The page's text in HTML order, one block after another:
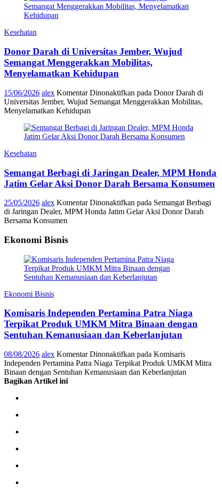
Kesehatan
Donor Darah di Universitas Jember, Wujud
Semangat Menggerakkan Mobilitas,
Menyelamatkan Kehidupan
15/06/2026 alex Komentar Dinonaktifkan pada Donor Darah di
Universitas Jember, Wujud Semangat Menggerakkan Mobilitas,
Menyelamatkan Kehidupan
Kesehatan
Semangat Berbagi di Jaringan Dealer, MPM Honda
Jatim Gelar Aksi Donor Darah Bersama Konsumen
25/05/2026 alex Komentar Dinonaktifkan pada Semangat Berbagi
di Jaringan Dealer, MPM Honda Jatim Gelar Aksi Donor Darah
Bersama Konsumen
Ekonomi Bisnis
Ekonomi Bisnis
Komisaris Independen Pertamina Patra Niaga
Terpikat Produk UMKM Mitra Binaan dengan
Sentuhan Kemanusiaan dan Keberlanjutan
08/08/2026 alex Komentar Dinonaktifkan pada Komisaris
Independen Pertamina Patra Niaga Terpikat Produk UMKM Mitra
Binaan dengan Sentuhan Kemanusiaan dan Keberlanjutan
Bagikan Artikel ini